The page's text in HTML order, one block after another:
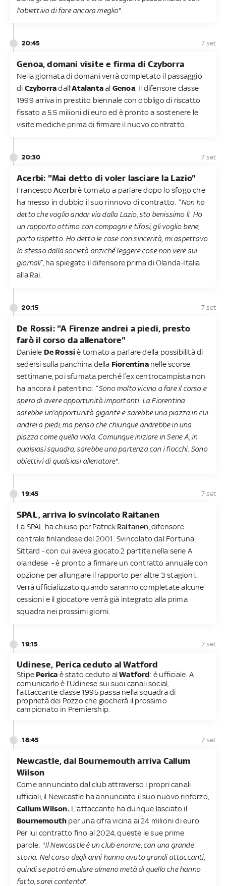
l'obiettivo di fare ancora meglio".
20:45 7 set
Genoa, domani visite e firma di Czyborra
Nella giornata di domani verrà completato il passaggio
di Czyborradall'Atalantaal Genoa. Il difensore classe
1999 arriva in prestito biennale con obbligo di riscatto
fissato a 5.5 milioni di euro ed è pronto a sostenere le
visite mediche prima di firmare il nuovo contratto.
20:30 7 set
Acerbi: "Mai detto di voler lasciare la Lazio"
Francesco Acerbi è tornato a parlare dopo lo sfogo che
ha messo in dubbio il suo rinnovo di contratto: “Non ho
detto che voglio andar via dalla Lazio, sto benissimo lì. Ho
un rapporto ottimo con compagni e tifosi, gli voglio bene,
porto rispetto. Ho detto le cose con sincerità, mi aspettavo
lo stesso dalla società anziché leggere cose non vere sui
giornali”, ha spiegato il difensore prima di Olanda-Italia
alla Rai.
20:15 7 set
De Rossi: "A Firenze andrei a piedi, presto
farò il corso da allenatore"
Daniele De Rossiè tornato a parlare della possibilità di
sedersi sulla panchina della Fiorentina nelle scorse
settimane, poi sfumata perché l’ex centrocampista non
ha ancora il patentino: “Sono molto vicino a fare il corso e
spero di avere opportunità importanti. La Fiorentina
sarebbe un'opportunità gigante e sarebbe una piazza in cui
andrei a piedi, ma penso che chiunque andrebbe in una
piazza come quella viola. Comunque iniziare in Serie A, in
qualsiasi squadra, sarebbe una partenza con i fiocchi. Sono
obiettivi di qualsiasi allenatore".
19:45 7 set
SPAL, arriva lo svincolato Raitanen
La SPAL ha chiuso per Patrick Raitanen , difensore
centrale finlandese del 2001. Svincolato dal Fortuna
Sittard - con cui aveva giocato 2 partite nella serie A
olandese - è pronto a firmare un contratto annuale con
opzione per allungare il rapporto per altre 3 stagioni.
Verrà ufficializzato quando saranno completate alcune
cessioni e il giocatore verrà già integrato alla prima
squadra nei prossimi giorni.
19:15 7 set
Udinese, Perica ceduto al Watford
Stipe Perica è stato ceduto alWatford: è ufficiale. A
comunicarlo è l'Udinese sui suoi canali social,
l’attaccante classe 1995 passa nella squadra di
proprietà dei Pozzo che giocherà il prossimo
campionato in Premiership.
18:45 7 set
Newcastle, dal Bournemouth arriva Callum
Wilson
Come annunciato dal club attraverso i propri canali
ufficiali, il Newcastle ha annunciato il suo nuovo rinforzo,
Callum Wilson. L'attaccante ha dunque lasciato il
Bournemouth per una cifra vicina ai 24 milioni di euro.
Per lui contratto fino al 2024, queste le sue prime
parole: "Il Newcastle è un club enorme, con una grande
storia. Nel corso degli anni hanno avuto grandi attaccanti,
quindi se potrò emulare almeno metà di quello che hanno
fatto, sarei contento".